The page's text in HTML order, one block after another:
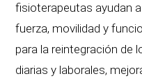
fisioterapeutas ayudan
fuerza, movilidad y
para la reintegración de
diarias y laborales,